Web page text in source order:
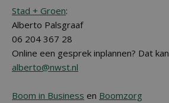
Stad + Groen:
Alberto Palsgraaf
06 204 367 28
Online een gesprek inplannen? Dat kan
alberto@nwst.nl
Boom in Business en Boomzorg